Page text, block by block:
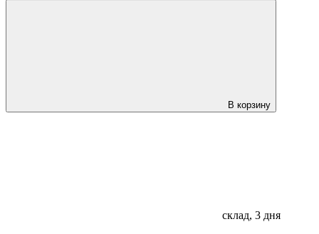
В корзину
склад, 3 дня